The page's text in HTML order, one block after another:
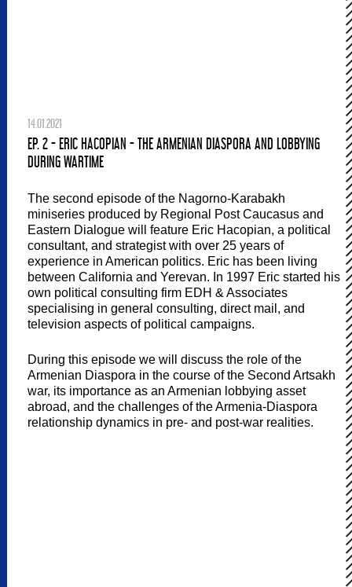
14.01.2021
EP. 2 - ERIC HACOPIAN - THE ARMENIAN DIASPORA AND LOBBYING
DURING WARTIME
The second episode of the Nagorno-Karabakh
miniseries produced by Regional Post Caucasus and
Eastern Dialogue will feature Eric Hacopian, a political
consultant, and strategist with over 25 years of
experience in American politics. Eric has been living
between California and Yerevan. In 1997 Eric started his
own political consulting firm EDH & Associates
specialising in general consulting, direct mail, and
television aspects of political campaigns.
During this episode we will discuss the role of the
Armenian Diaspora in the course of the Second Artsakh
war, its importance as an Armenian lobbying asset
abroad, and the challenges of the Armenia-Diaspora
relationship dynamics in pre- and post-war realities.